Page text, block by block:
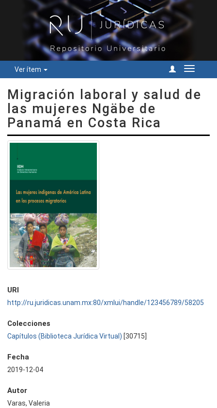
Ver ítem
Cambiar
Migración laboral y salud de
las mujeres Ngäbe de
Panamá en Costa Rica
URI
http://ru.juridicas.unam.mx:80/xmlui/handle/123456789/58205
Colecciones
Capítulos (Biblioteca Jurídica Virtual) [30715]
Fecha
2019-12-04
Autor
Varas, Valeria